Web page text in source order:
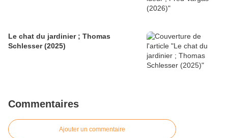
Le chat du jardinier ; Thomas
Schlesser (2025)
Commentaires
Ajouter un commentaire